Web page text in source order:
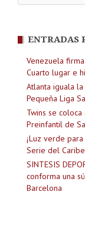
ENTRADAS
Venezuela
Cuarto lugar e
Atlanta iguala
Pequeña Liga
Twins se
Preinfantil de
¡Luz verde
Serie del
SINTESIS
conforma una
Barcelona